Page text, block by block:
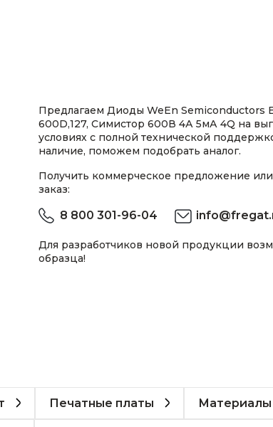
Предлагаем Диоды WeEn Semiconductors
600D,127, Симистор 600В 4А 5мА 4Q на
условиях с полной технической
наличие, поможем подобрать аналог.
Получить коммерческое предложение
заказ:
8 800 301-96-04
Для разработчиков новой продукции
образца!
Печатные платы Материалы